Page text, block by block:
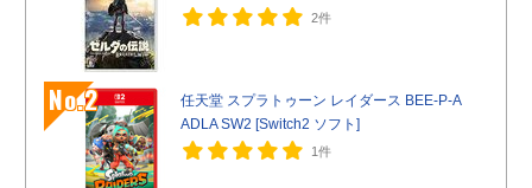
2件
No.2
任天堂 スプラトゥーン レイダース BEE-P-A
ADLA SW2 [Switch2 ソフト]
1件